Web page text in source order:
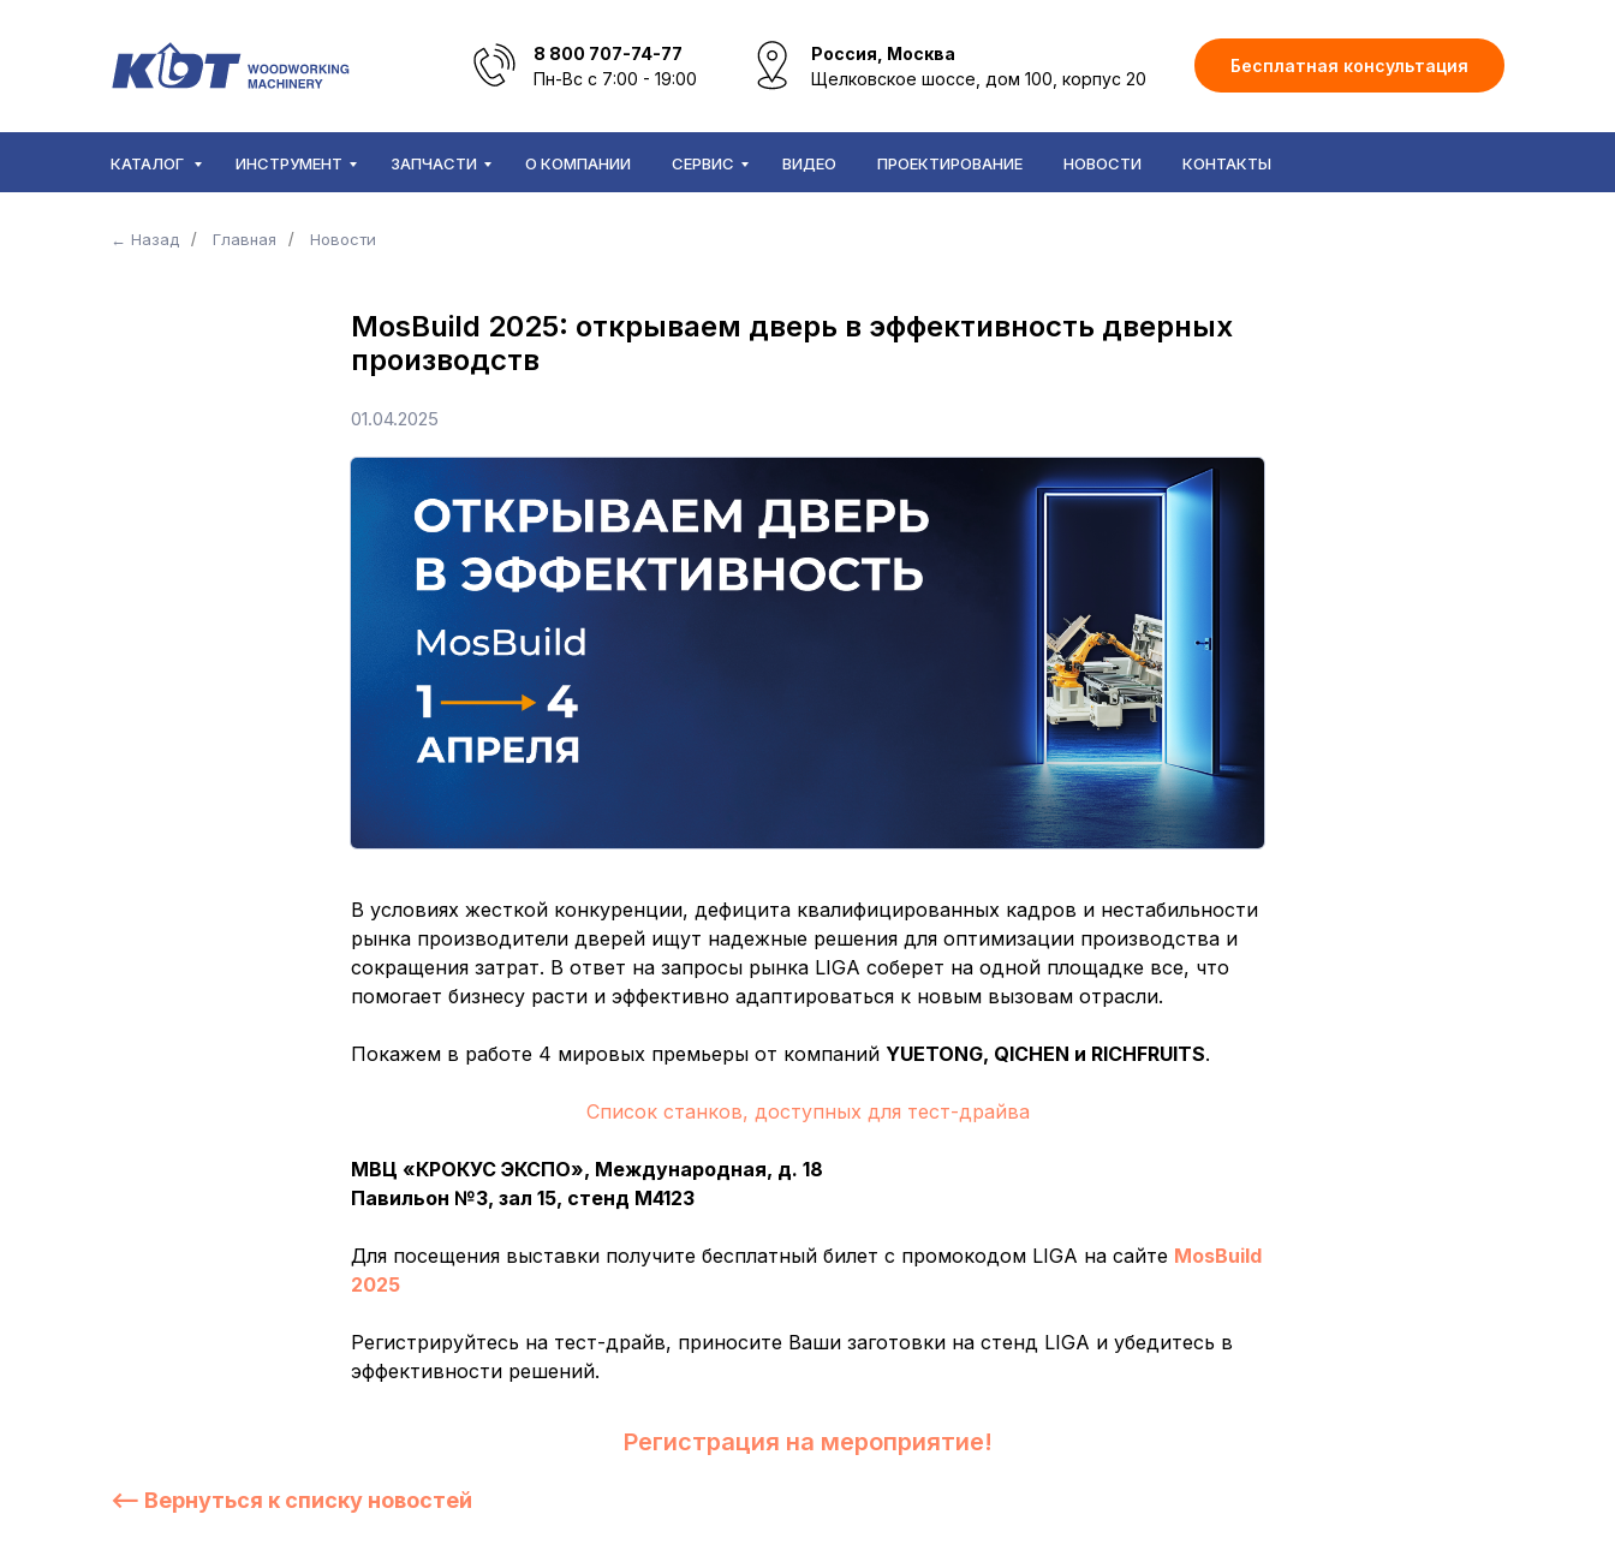
8 800 707-74-77
Пн-Вс с 7:00 - 19:00
Россия, Москва
Щелковское шоссе, дом 100, корпус 20
Бесплатная консультация
КАТАЛОГ ИНСТРУМЕНТ ЗАПЧАСТИ О КОМПАНИИ СЕРВИС ВИДЕО ПРОЕКТИРОВАНИЕ НОВОСТИ КОНТАКТЫ
← Назад / Главная / Новости
MosBuild 2025: открываем дверь в эффективность дверных
производств
01.04.2025
В условиях жесткой конкуренции, дефицита квалифицированных кадров и нестабильности
рынка производители дверей ищут надежные решения для оптимизации производства и
сокращения затрат. В ответ на запросы рынка LIGA соберет на одной площадке все, что
помогает бизнесу расти и эффективно адаптироваться к новым вызовам отрасли.
Покажем в работе 4 мировых премьеры от компаний YUETONG, QICHEN и RICHFRUITS.
Список станков, доступных для тест-драйва
МВЦ «КРОКУС ЭКСПО», Международная, д. 18
Павильон №3, зал 15, стенд М4123
Для посещения выставки получите бесплатный билет с промокодом LIGA на сайте MosBuild
2025
Регистрируйтесь на тест-драйв, приносите Ваши заготовки на стенд LIGA и убедитесь в
эффективности решений.
Регистрация на мероприятие!
⟵ Вернуться к списку новостей